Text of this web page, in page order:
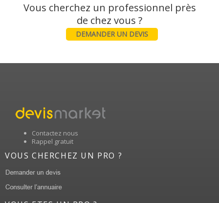
Vous cherchez un professionnel près
DEMANDER UN DEVIS
Contactez nous
Rappel gratuit
VOUS CHERCHEZ UN PRO ?